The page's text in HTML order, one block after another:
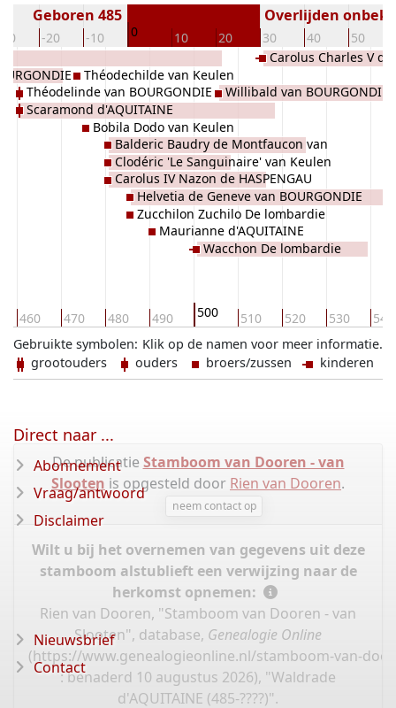
-20 -10 0 10 20 30 40 50
Geboren 485 Overlijden
460 470 480 490 500 510 520 530 540
Théodelinde van BOURGONDIE
Scaramond d'AQUITAINE
Théodechilde van Keulen
Bobila Dodo van Keulen
Balderic Baudry de Montfaucon van
Keulen
Clodéric 'Le Sanguinaire' van Keulen
Carolus IV Nazon de HASPENGAU
Helvetia de Geneve van BOURGONDIE
Zucchilon Zuchilo De lombardie
Maurianne d'AQUITAINE
Wacchon De lombardie
Willibald van BOURGONDIE
Carolus Charles V de
Klik op de namen voor meer informatie.
Gebruikte symbolen:
grootouders
ouders broers/zussen kinderen
De publicatie Stamboom van Dooren - van
Slooten is opgesteld door Rien van Dooren.
neem contact op
Wilt u bij het overnemen van gegevens uit deze
stamboom alstublieft een verwijzing naar de
herkomst opnemen:
Rien van Dooren, "Stamboom van Dooren - van
Slooten", database, Genealogie Online
(https://www.genealogieonline.nl/stamboom-van-
: benaderd 10 augustus 2026), "Waldrade
d'AQUITAINE (485-????)".
Direct naar ...
Abonnement
Vraag/antwoord
Disclaimer
Nieuwsbrief
Contact